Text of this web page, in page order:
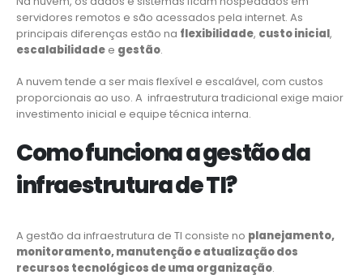
servidores remotos e são acessados pela internet. As
principais diferenças estão na flexibilidade, custo inicial,
escalabilidade e gestão.
A nuvem tende a ser mais flexível e escalável, com custos
proporcionais ao uso. A infraestrutura tradicional exige maior
investimento inicial e equipe técnica interna.
Como funciona a gestão da
infraestrutura de TI?
A gestão da infraestrutura de TI consiste no planejamento,
monitoramento, manutenção e atualização dos
recursos tecnológicos de uma organização.